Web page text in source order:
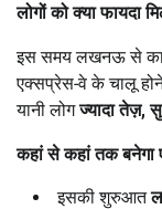
लोगों को क्या फायदा
इस समय लखनऊ से
एक्सप्रेस-वे के चालू
यानी लोगज्यादा तेज़,
कहां से कहां तक बनेगा
इसकी शुरुआत